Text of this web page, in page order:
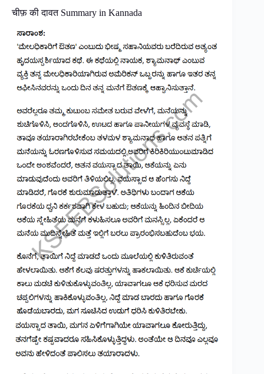
चीफ़ की दावत Summary in Kannada